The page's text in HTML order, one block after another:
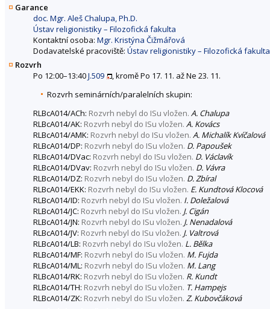
Garance
doc. Mgr. Aleš Chalupa, Ph.D.
Ústav religionistiky – Filozofická fakulta
Kontaktní osoba: Mgr. Kristýna Čižmářová
Dodavatelské pracoviště: Ústav religionistiky – Filozofická fakulta
Rozvrh
Po 12:00–13:40J.509
, kromě Po 17. 11. až Ne 23. 11.
Rozvrh seminárních/paralelních skupin:
RLBcA014/ACh: Rozvrh nebyl do ISu vložen. A. Chalupa
RLBcA014/AK: Rozvrh nebyl do ISu vložen. A. Kovács
RLBcA014/AMK: Rozvrh nebyl do ISu vložen. A. Michalík Kvíčalová
RLBcA014/DP: Rozvrh nebyl do ISu vložen. D. Papoušek
RLBcA014/DVac: Rozvrh nebyl do ISu vložen. D. Václavík
RLBcA014/DVav: Rozvrh nebyl do ISu vložen. D. Vávra
RLBcA014/DZ: Rozvrh nebyl do ISu vložen. D. Zbíral
RLBcA014/EKK: Rozvrh nebyl do ISu vložen. E. Kundtová Klocová
RLBcA014/ID: Rozvrh nebyl do ISu vložen. I. Doležalová
RLBcA014/JC: Rozvrh nebyl do ISu vložen. J. Cigán
RLBcA014/JN: Rozvrh nebyl do ISu vložen. J. Nenadalová
RLBcA014/JV: Rozvrh nebyl do ISu vložen. J. Valtrová
RLBcA014/LB: Rozvrh nebyl do ISu vložen. L. Bělka
RLBcA014/MF: Rozvrh nebyl do ISu vložen. M. Fujda
RLBcA014/ML: Rozvrh nebyl do ISu vložen. M. Lang
RLBcA014/RK: Rozvrh nebyl do ISu vložen. R. Kundt
RLBcA014/TH: Rozvrh nebyl do ISu vložen. T. Hampejs
RLBcA014/ZK: Rozvrh nebyl do ISu vložen. Z. Kubovčáková